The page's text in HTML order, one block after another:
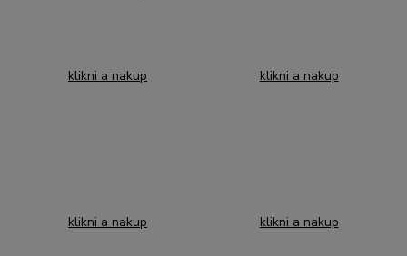
klikni a nakup klikni a nakup
klikni a nakup klikni a nakup